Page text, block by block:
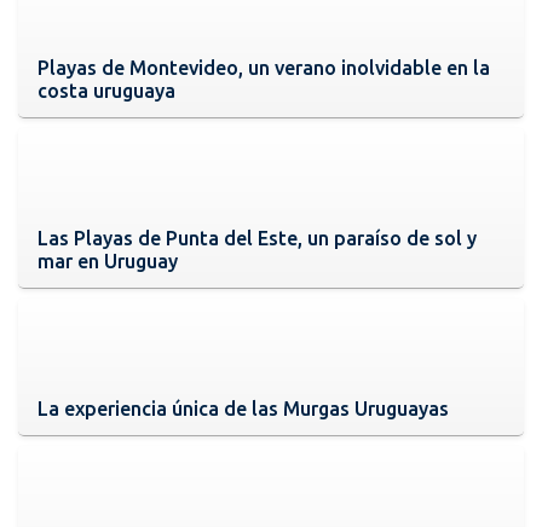
Playas de Montevideo, un verano inolvidable en la
costa uruguaya
Las Playas de Punta del Este, un paraíso de sol y
mar en Uruguay
La experiencia única de las Murgas Uruguayas